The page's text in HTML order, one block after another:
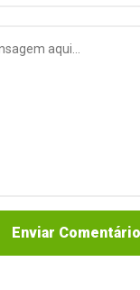
Enviar Comentário